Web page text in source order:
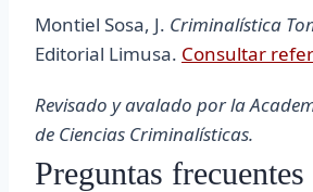
Montiel Sosa, J. Criminalística
Editorial Limusa. Consultar
Revisado y avalado por la
de Ciencias Criminalísticas.
Preguntas frecuentes